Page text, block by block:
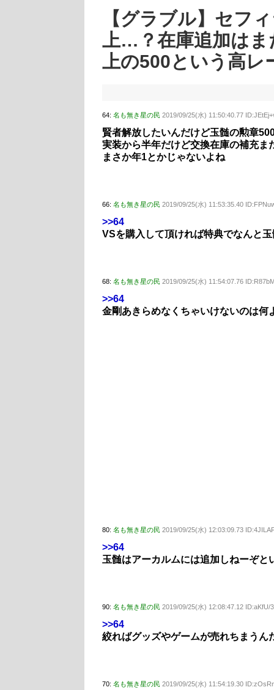
【グラブル】セフ
上…？在庫追加はま
上の500という高レ
64: 名も無き星の民 2019/09/25(水) 11:50:40.77
賢者解放したいんだけど玉髄の勲章
実装から半年だけど交換在庫の補充ま
まさか年1とかじゃないよね
66: 名も無き星の民 2019/09/25(水) 11:53:35.40
>>64
VSを購入して頂ければ特典でなんと
68: 名も無き星の民 2019/09/25(水) 11:54:07.76
>>64
金剛あきらめなくちゃいけないのは何
80: 名も無き星の民 2019/09/25(水) 12:03:09.73
>>64
玉髄はアーカルムには追加しねーぞと
90: 名も無き星の民 2019/09/25(水) 12:08:47.12 ID:aKfU/
>>64
絞ればグッズやゲームが売れちまうん
70: 名も無き星の民 2019/09/25(水) 11:54:19.30